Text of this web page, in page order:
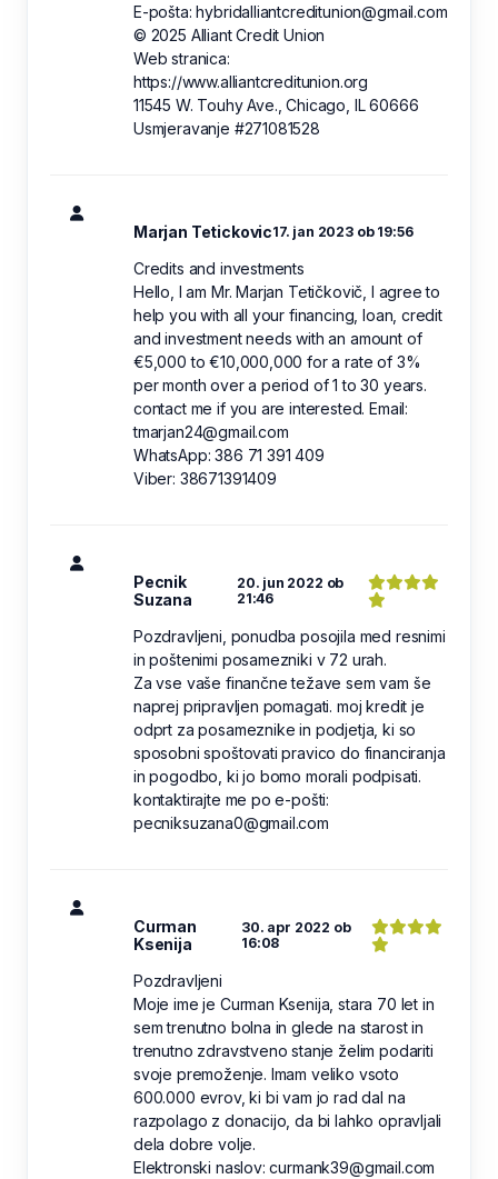
E-pošta: hybridalliantcreditunion@gmail.com
© 2025 Alliant Credit Union
Web stranica:
https://www.alliantcreditunion.org
11545 W. Touhy Ave., Chicago, IL 60666
Usmjeravanje #271081528
Marjan Tetickovic17. jan 2023 ob 19:56
Credits and investments
Hello, I am Mr. Marjan Tetičkovič, I agree to
help you with all your financing, loan, credit
and investment needs with an amount of
€5,000 to €10,000,000 for a rate of 3%
per month over a period of 1 to 30 years.
contact me if you are interested. Email:
tmarjan24@gmail.com
WhatsApp: 386 71 391 409
Viber: 38671391409
Pecnik
Suzana
20. jun 2022 ob
21:46
Pozdravljeni, ponudba posojila med resnimi
in poštenimi posamezniki v 72 urah.
Za vse vaše finančne težave sem vam še
naprej pripravljen pomagati. moj kredit je
odprt za posameznike in podjetja, ki so
sposobni spoštovati pravico do financiranja
in pogodbo, ki jo bomo morali podpisati.
kontaktirajte me po e-pošti:
pecniksuzana0@gmail.com
Curman
Ksenija
30. apr 2022 ob
16:08
Pozdravljeni
Moje ime je Curman Ksenija, stara 70 let in
sem trenutno bolna in glede na starost in
trenutno zdravstveno stanje želim podariti
svoje premoženje. Imam veliko vsoto
600.000 evrov, ki bi vam jo rad dal na
razpolago z donacijo, da bi lahko opravljali
dela dobre volje.
Elektronski naslov: curmank39@gmail.com